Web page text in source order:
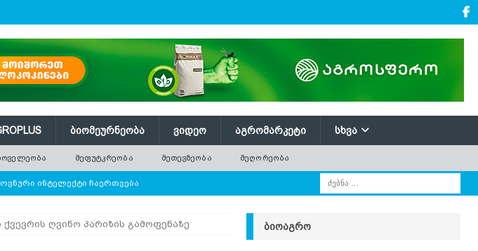
ᲑᲘᲝᲛᲔᲣᲠᲜᲔᲝᲑᲐ ᲕᲘᲓᲔᲝ ᲐᲒᲠᲝᲛᲐᲠᲙᲔᲢᲘ ᲡᲮᲕᲐ
ᲛᲔᲤᲣᲢᲙᲠᲔᲝᲑᲐ ᲛᲔᲗᲔᲕᲖᲔᲝᲑᲐ ᲛᲔᲦᲝᲠᲔᲝᲑᲐ
ინტელექტი ჩაერთვება
ანაცვლებს დარგვა
ღვინო პარიზის გამოფენაზე ᲑᲘᲝᲐᲒᲠᲝ